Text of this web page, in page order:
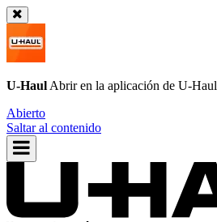
U-Haul Abrir en la aplicación de U-Haul
Abierto
Saltar al contenido